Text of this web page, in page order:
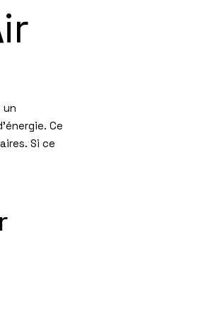
un
Ce
Si ce